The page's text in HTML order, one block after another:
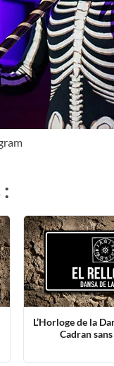
L’Horloge de la
Cadran